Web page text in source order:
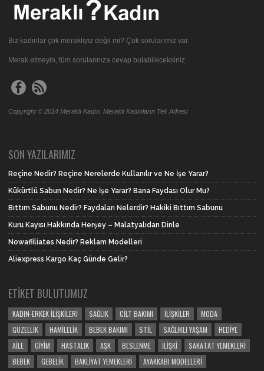
Biz kadınlar çok meraklıyız değil mi? Çok sorularımız var.
Merak etmeyin, tüm sorularınıza cevap bulabileceksiniz.
Copyright © 2014 Meraklı Kadın. Meraklı Kadınların Tek Adresi
SON YAZILARIMIZ
Reçine Nedir? Reçine Nerelerde Kullanılır ve Ne İşe Yarar?
Kükürtlü Sabun Nedir? Ne İşe Yarar? Bana Faydası Olur Mu?
Bıttım Sabunu Nedir? Faydaları Nelerdir? Hakiki Bıttım Sabunu
Kuru Kayısı Hakkında Herşey – Malatyalıdan Dinle
Nowaffiliates Nedir? Reklam Modelleri
Aliexpress Kargo Kaç Günde Gelir?
ETIKET BULUTUMUZ
KADIN-ERKEK İLIŞKILERI SAĞLIK CILT BAKIMI İLIŞKILER
MODA
GÜZELLIK
HAMILELIK BEBEK BAKIMI STIL SAĞLIKLI YAŞAM
HEDIYE
AILE
GIYIM HASTALIK AŞK BESLENME İLIŞKI
SAKATAT YEMEKLERI
BEBEK
GEBELIK BAKLIYAT YEMEKLERI AYAKKABI MODELLERI